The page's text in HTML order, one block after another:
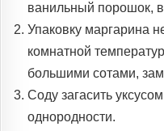
ванильный порошок,
Упаковку маргарина
комнатной
большими сотами,
Соду загасить
однородности.